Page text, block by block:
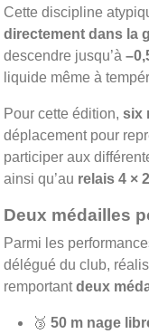
Cette discipline
directement dans la
descendre jusqu’à
liquide même à
Pour cette édition, six
déplacement pour
participer aux
ainsi qu’au relais 4 ×
Deux médailles
Parmi les
délégué du club,
remportantdeux
🥉 50 m nage